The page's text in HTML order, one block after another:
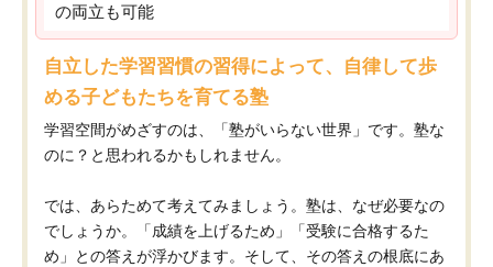
の両立も可能
自立した学習習慣の習得によって、自律して歩
める子どもたちを育てる塾
学習空間がめざすのは、「塾がいらない世界」です。塾な
のに？と思われるかもしれません。
では、あらためて考えてみましょう。塾は、なぜ必要なの
でしょうか。「成績を上げるため」「受験に合格するた
め」との答えが浮かびます。そして、その答えの根底にあ